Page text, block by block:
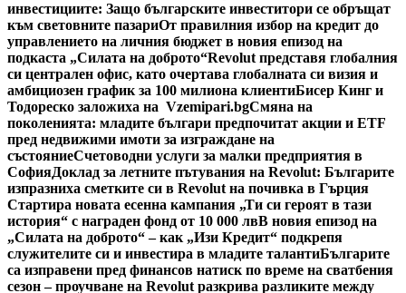
инвестициите: Защо българските инвеститори се обръщат
към световните пазариОт правилния избор на кредит до
управлението на личния бюджет в новия епизод на
подкаста „Силата на доброто“Revolut представя глобалния
си централен офис, като очертава глобалната си визия и
амбициозен график за 100 милиона клиентиБисер Кинг и
Тодореско заложиха на Vzemipari.bgСмяна на
поколенията: младите българи предпочитат акции и ETF
пред недвижими имоти за изграждане на
състояниеСчетоводни услуги за малки предприятия в
СофияДоклад за летните пътувания на Revolut: Българите
изпразниха сметките си в Revolut на почивка в Гърция
Стартира новата есенна кампания „Ти си героят в тази
история“ с награден фонд от 10 000 лвВ новия епизод на
„Силата на доброто“ – как „Изи Кредит“ подкрепя
служителите си и инвестира в младите талантиБългарите
са изправени пред финансов натиск по време на сватбения
сезон – проучване на Revolut разкрива разликите между